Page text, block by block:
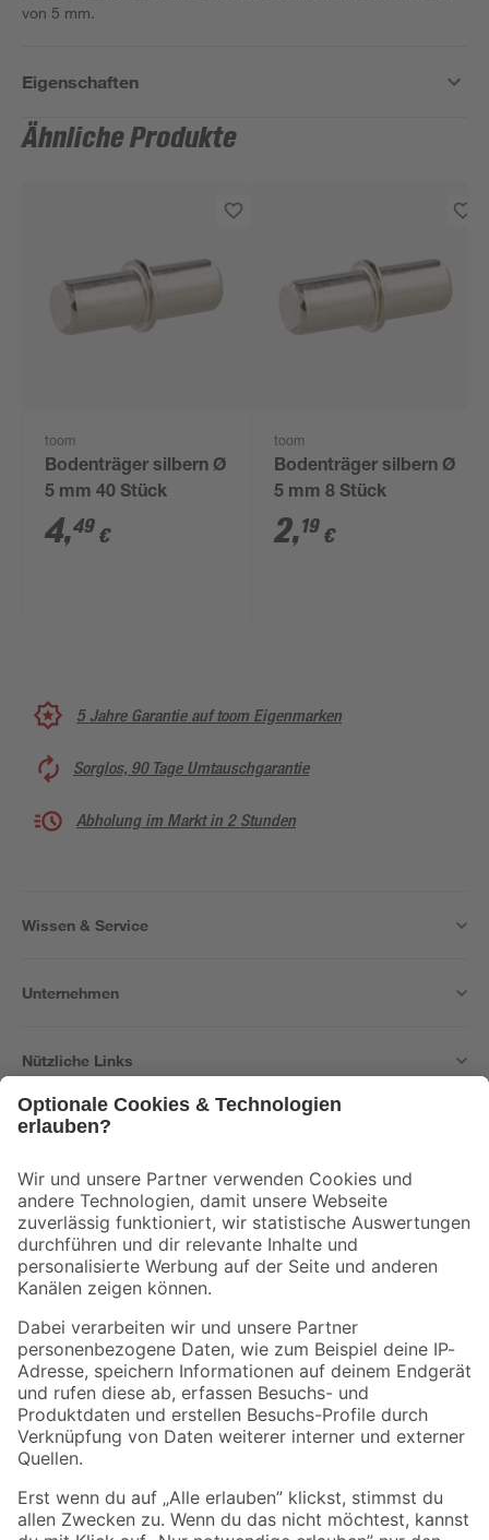
von 5 mm.
Eigenschaften
Ähnliche Produkte
toom
Bodenträger silbern Ø
5 mm 40 Stück
4,49 €
toom
Bodenträger silbern Ø
5 mm 8 Stück
2,19 €
5 Jahre Garantie auf toom Eigenmarken
Sorglos, 90 Tage Umtauschgarantie
Abholung im Markt in 2 Stunden
Wissen & Service
Unternehmen
Nützliche Links
Der toom Newsletter: Keine Angebote und Aktionen mehr verpassen!
Zur Newsletter Anmeldung
Folge uns
Zahlungsarten Versandarten
Sicher einkaufen